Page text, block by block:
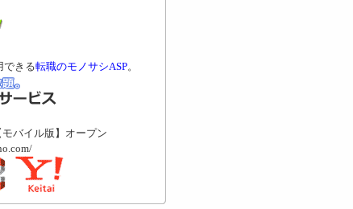
できる転職のモノサシASP。
バイル版】オープン